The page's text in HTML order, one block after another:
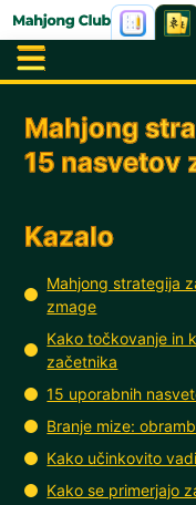
Mahjong
15 nasvetov
Kazalo
Mahjong strategija
zmage
Kako točkovanje in
začetnika
15 uporabnih
Branje mize:
Kako učinkovito
Kako se primerjajo